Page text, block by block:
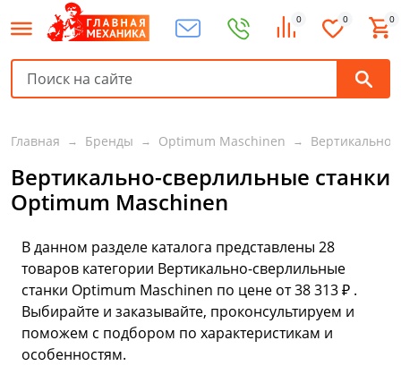
0 0 0
Главная Бренды Optimum Maschinen
Вертикально-сверлильные станки
Optimum Maschinen
В данном разделе каталога представлены 28
товаров категории Вертикально-сверлильные
станки Optimum Maschinen по цене от 38 313 ₽ .
Выбирайте и заказывайте, проконсультируем и
поможем с подбором по характеристикам и
особенностям.